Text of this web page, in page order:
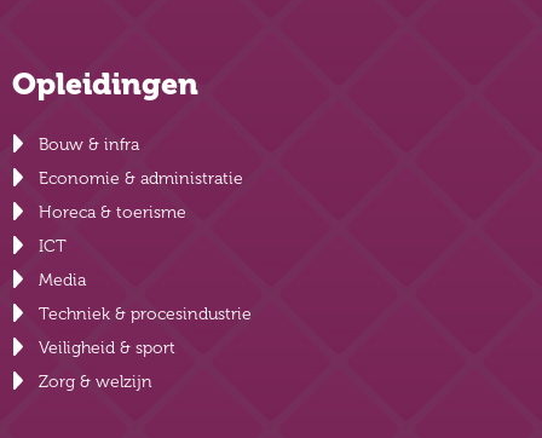
Opleidingen
Bouw & infra
Economie & administratie
Horeca & toerisme
ICT
Media
Techniek & procesindustrie
Veiligheid & sport
Zorg & welzijn